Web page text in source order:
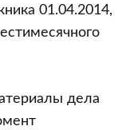
01.04.2014,
дела